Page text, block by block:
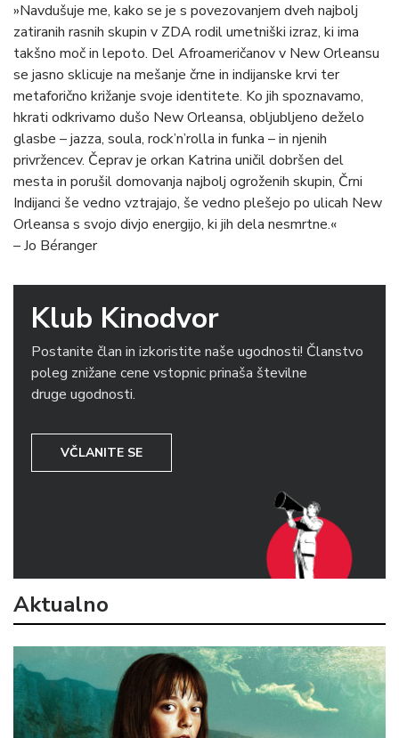
»Navdušuje me, kako se je s povezovanjem dveh najbolj
zatiranih rasnih skupin v ZDA rodil umetniški izraz, ki ima
takšno moč in lepoto. Del Afroameričanov v New Orleansu
se jasno sklicuje na mešanje črne in indijanske krvi ter
metaforično križanje svoje identitete. Ko jih spoznavamo,
hkrati odkrivamo dušo New Orleansa, obljubljeno deželo
glasbe – jazza, soula, rock’n’rolla in funka – in njenih
privržencev. Čeprav je orkan Katrina uničil dobršen del
mesta in porušil domovanja najbolj ogroženih skupin, Črni
Indijanci še vedno vztrajajo, še vedno plešejo po ulicah New
Orleansa s svojo divjo energijo, ki jih dela nesmrtne.«
– Jo Béranger
Klub Kinodvor
Postanite član in izkoristite naše ugodnosti! Članstvo
poleg znižane cene vstopnic prinaša številne
druge ugodnosti.
VČLANITE SE
Aktualno